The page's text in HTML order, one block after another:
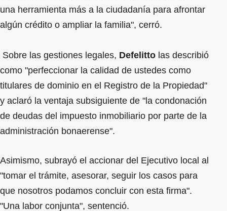
una herramienta más a la ciudadanía para afrontar
algún crédito o ampliar la familia", cerró.
Sobre las gestiones legales, Defelitto las describió
como "perfeccionar la calidad de ustedes como
titulares de dominio en el Registro de la Propiedad"
y aclaró la ventaja subsiguiente de "la condonación
de deudas del impuesto inmobiliario por parte de la
administración bonaerense".
Asimismo, subrayó el accionar del Ejecutivo local al
"tomar el trámite, asesorar, seguir los casos para
que nosotros podamos concluir con esta firma".
"Una labor conjunta", sentenció.